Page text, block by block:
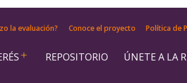
la evaluación? Conoce el proyecto Política de
Abrir
REPOSITORIO ÚNETE A LA